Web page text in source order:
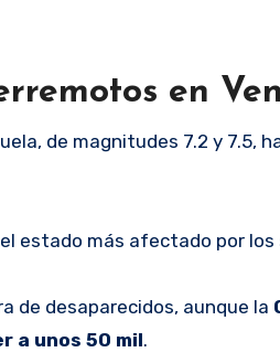
en
de magnitudes 7.2 y 7.5,
estado más afectado por
de desaparecidos, aunque la
a unos 50 mil.